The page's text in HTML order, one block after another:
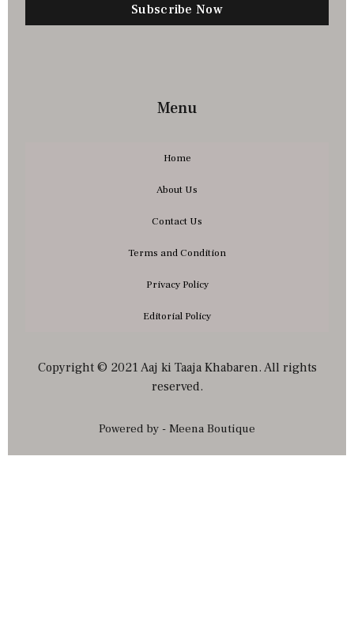
Subscribe Now
Menu
Home
About Us
Contact Us
Terms and Condition
Privacy Policy
Editorial Policy
Copyright © 2021 Aaj ki Taaja Khabaren. All rights
reserved.
Powered by - Meena Boutique